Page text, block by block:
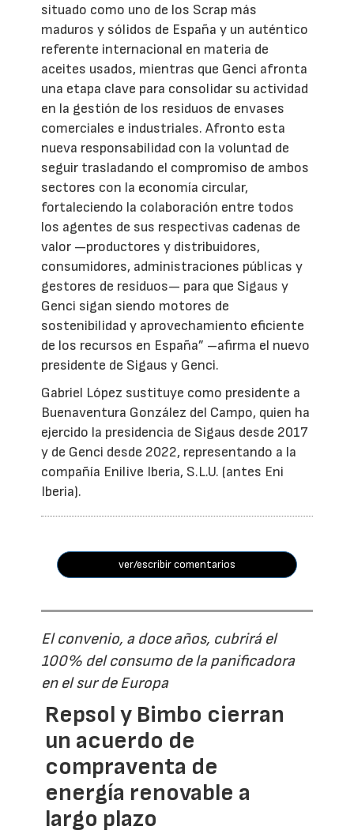
situado como uno de los Scrap más
maduros y sólidos de España y un auténtico
referente internacional en materia de
aceites usados, mientras que Genci afronta
una etapa clave para consolidar su actividad
en la gestión de los residuos de envases
comerciales e industriales. Afronto esta
nueva responsabilidad con la voluntad de
seguir trasladando el compromiso de ambos
sectores con la economía circular,
fortaleciendo la colaboración entre todos
los agentes de sus respectivas cadenas de
valor —productores y distribuidores,
consumidores, administraciones públicas y
gestores de residuos— para que Sigaus y
Genci sigan siendo motores de
sostenibilidad y aprovechamiento eficiente
de los recursos en España” –afirma el nuevo
presidente de Sigaus y Genci.
Gabriel López sustituye como presidente a
Buenaventura González del Campo, quien ha
ejercido la presidencia de Sigaus desde 2017
y de Genci desde 2022, representando a la
compañía Enilive Iberia, S.L.U. (antes Eni
Iberia).
ver/escribir comentarios
El convenio, a doce años, cubrirá el
100% del consumo de la panificadora
en el sur de Europa
Repsol y Bimbo cierran
un acuerdo de
compraventa de
energía renovable a
largo plazo